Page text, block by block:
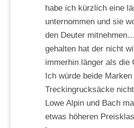
habe ich kürzlich eine
unternommen und sie
den Deuter
gehalten hat der nicht
immerhin länger als die
Ich würde beide Marken
Treckingrucksäcke
Lowe Alpin und Bach
etwas höheren